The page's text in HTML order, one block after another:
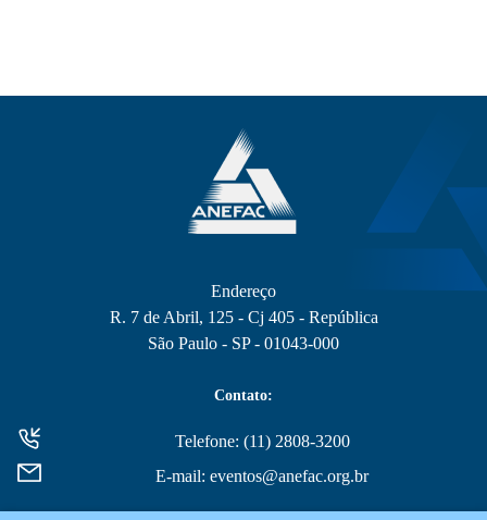
Endereço
R. 7 de Abril, 125 - Cj 405 - República
São Paulo - SP - 01043-000
Contato:
Telefone: (11) 2808-3200
E-mail: eventos@anefac.org.br